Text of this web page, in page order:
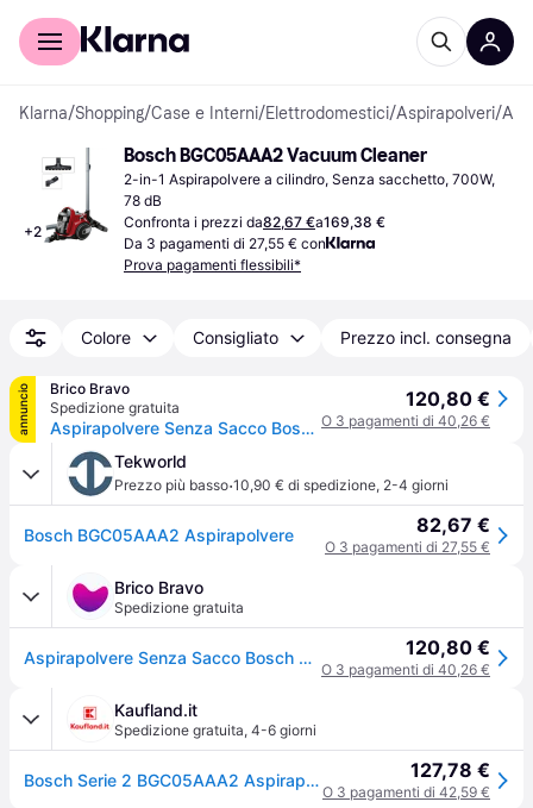
Per il tuo shopping
Klarna/Shopping/Case e Interni/Elettrodomestici/Aspirapolveri/
+2
Bosch BGC05AAA2 Vacuum Cleaner
2-in-1 Aspirapolvere a cilindro, Senza sacchetto, 700W,
78 dB
Confronta i prezzi da82,67 €a169,38 €
Da 3 pagamenti di 27,55 € con
Prova pagamenti flessibili*
Colore Consigliato Prezzo incl. consegna
annuncio
Brico Bravo
Spedizione gratuita
Aspirapolvere Senza Sacco Bosch BGC05AAA2 - Potenza 700W e Filtro HEPA 12
120,80 €
O 3 pagamenti di 40,26 €
Tekworld
Prezzo più basso·10,90 € di spedizione, 2-4 giorni
Bosch BGC05AAA2 Aspirapolvere 82,67 €
O 3 pagamenti di 27,55 €
Brico Bravo
Spedizione gratuita
Aspirapolvere Senza Sacco Bosch BGC05AAA2 - Potenza 700W e Filtro HEPA 12 120,80 €
O 3 pagamenti di 40,26 €
Kaufland.it
Spedizione gratuita, 4-6 giorni
Bosch Serie 2 BGC05AAA2 Aspirapolvere senza sacco Rosso Venduto come Grado A 4242005076321 127,78 €
O 3 pagamenti di 42,59 €